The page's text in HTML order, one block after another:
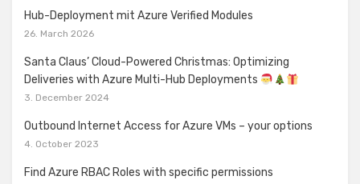
Hub-Deployment mit Azure Verified Modules
26. March 2026
Santa Claus’ Cloud-Powered Christmas: Optimizing
Deliveries with Azure Multi-Hub Deployments
3. December 2024
Outbound Internet Access for Azure VMs – your options
4. October 2023
Find Azure RBAC Roles with specific permissions